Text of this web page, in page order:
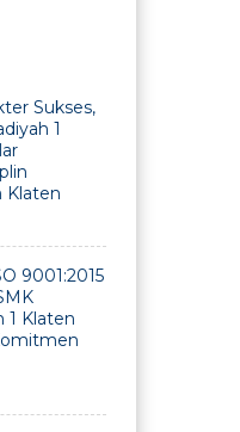
Sukses,
1
Klaten
9001:2015
1 Klaten